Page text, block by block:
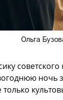
Ольга
ночь